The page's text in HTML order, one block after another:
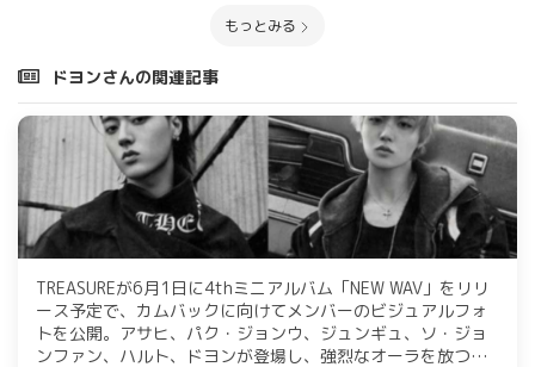
もっとみる
ドヨンさんの関連記事
TREASUREが6月1日に4thミニアルバム「NEW WAV」をリリ
ース予定で、カムバックに向けてメンバーのビジュアルフォ
トを公開。アサヒ、パク・ジョンウ、ジュンギュ、ソ・ジョ
ンファン、ハルト、ドヨンが登場し、強烈なオーラを放つ姿